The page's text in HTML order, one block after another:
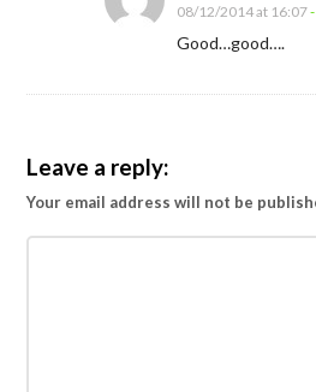
08/12/2014 at 16:07
Good…good….
Leave a reply:
Your email address will not be